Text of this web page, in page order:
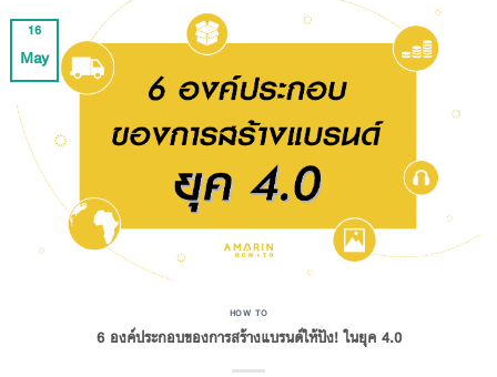
16
May
HOW TO
6 องค์ประกอบของการสร้างแบรนด์ให้ปัง! ในยุค 4.0